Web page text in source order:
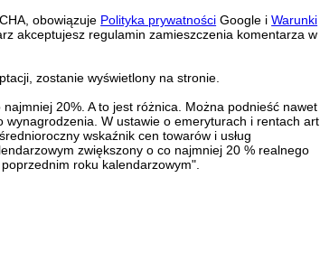
obowiązuje Polityka prywatności Google iWarunki
akceptujesz regulamin zamieszczenia komentarza w
zostanie wyświetlony na stronie.
20%. A to jest różnica. Można podnieść nawet
W ustawie o emeryturach i rentach art
wskaźnik cen towarów i usług
zwiększony o co najmniej 20 % realnego
roku kalendarzowym".